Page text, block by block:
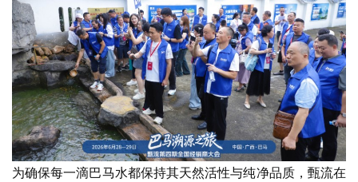
为确保每一滴巴马水都保持其天然活性与纯净品质，甄流在